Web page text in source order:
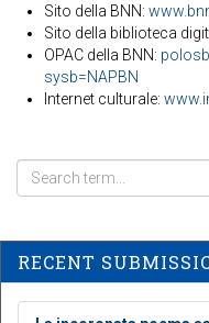
Sito della BNN:
Sito della biblioteca
OPAC della BNN:
sysb=NAPBN
Internet culturale:
RECENT